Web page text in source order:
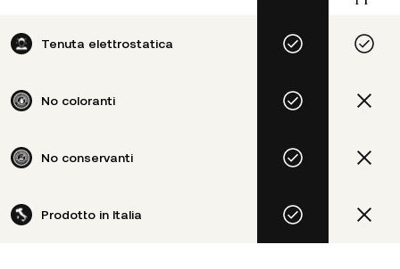
Tenuta elettrostatica
No coloranti
No conservanti
Prodotto in Italia